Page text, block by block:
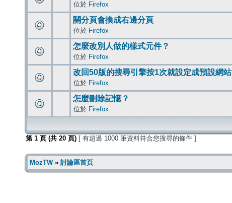
位於 Firefox
關分頁會換成右邊分頁
位於 Firefox
怎麼改別人做的樣式元件？
位於 Firefox
改回50版的搜尋引擎按1次就設定成預設網站
位於 Firefox
怎麼刪除記憶？
位於 Firefox
第 1 頁 (共 20 頁) [ 有超過 1000 筆資料符合您搜尋的條件 ]
MozTW» 討論區首頁